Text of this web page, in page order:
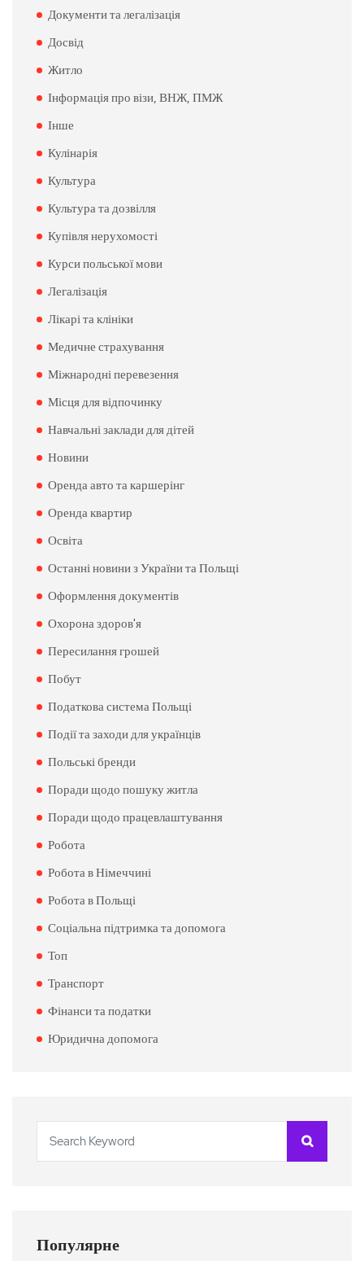
Документи та легалізація
Досвід
Житло
Інформація про візи, ВНЖ, ПМЖ
Інше
Кулінарія
Культура
Культура та дозвілля
Купівля нерухомості
Курси польської мови
Легалізація
Лікарі та клініки
Медичне страхування
Міжнародні перевезення
Місця для відпочинку
Навчальні заклади для дітей
Новини
Оренда авто та каршерінг
Оренда квартир
Освіта
Останні новини з України та Польщі
Оформлення документів
Охорона здоров'я
Пересилання грошей
Побут
Податкова система Польщі
Події та заходи для українців
Польські бренди
Поради щодо пошуку житла
Поради щодо працевлаштування
Робота
Робота в Німеччині
Робота в Польщі
Соціальна підтримка та допомога
Топ
Транспорт
Фінанси та податки
Юридична допомога
Популярне